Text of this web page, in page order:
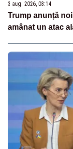
3 aug. 2026, 08:14
Trump anunță
amânat un atac